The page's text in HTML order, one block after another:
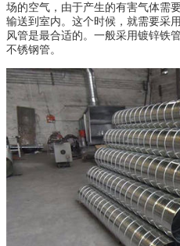
场的空气，由于产生的有害气体需
输送到室内。这个时候，就需要采
风管是最合适的。一般采用镀锌铁
不锈钢管。